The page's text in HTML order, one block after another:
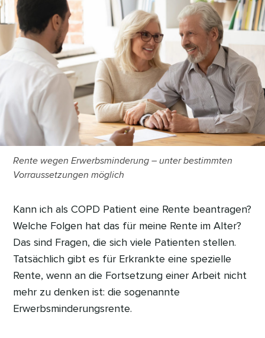
Rente wegen Erwerbsminderung – unter bestimmten
Vorraussetzungen möglich
Kann ich als COPD Patient eine Rente beantragen?
Welche Folgen hat das für meine Rente im Alter?
Das sind Fragen, die sich viele Patienten stellen.
Tatsächlich gibt es für Erkrankte eine spezielle
Rente, wenn an die Fortsetzung einer Arbeit nicht
mehr zu denken ist: die sogenannte
Erwerbsminderungsrente.